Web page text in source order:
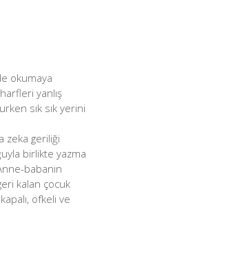
okumaya
yanlış
sık sık yerini
zeka geriliği
birlikte yazma
babanın
kalan çocuk
öfkeli ve